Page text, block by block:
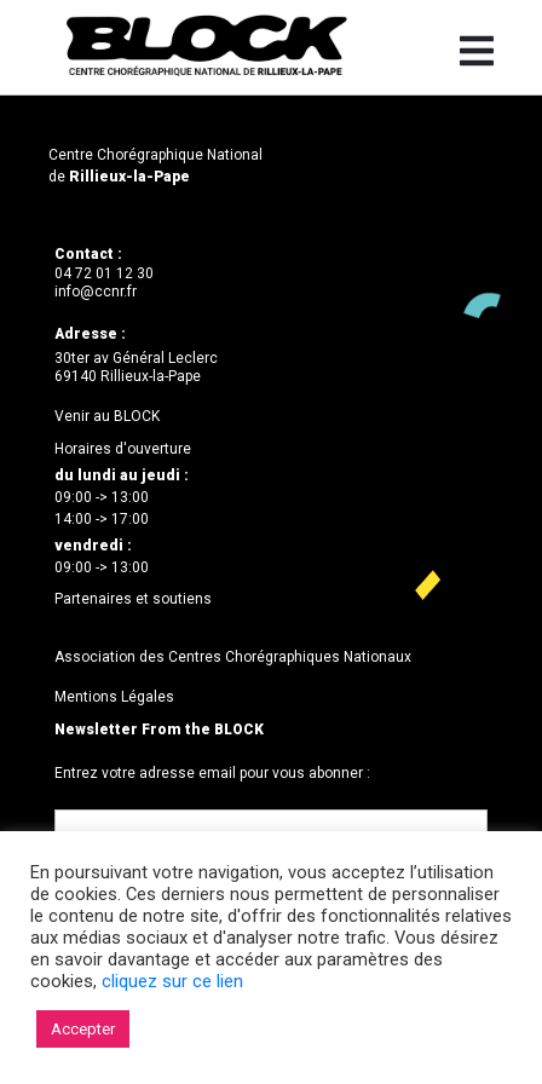
Centre Chorégraphique National
de Rillieux-la-Pape
Contact :
04 72 01 12 30
info@ccnr.fr
Adresse :
30ter av Général Leclerc
69140 Rillieux-la-Pape
Venir au BLOCK
Horaires d'ouverture
du lundi au jeudi :
09:00 -> 13:00
14:00 -> 17:00
vendredi :
09:00 -> 13:00
Partenaires et soutiens
Association des Centres Chorégraphiques Nationaux
Mentions Légales
Newsletter From the BLOCK
Entrez votre adresse email pour vous abonner :
© 2026 Le BLOCK · CCNR. Tous droits réservés.
En poursuivant votre navigation, vous acceptez l’utilisation
de cookies. Ces derniers nous permettent de personnaliser
le contenu de notre site, d'offrir des fonctionnalités relatives
aux médias sociaux et d'analyser notre trafic. Vous désirez
en savoir davantage et accéder aux paramètres des
cookies, cliquez sur ce lien
Accepter